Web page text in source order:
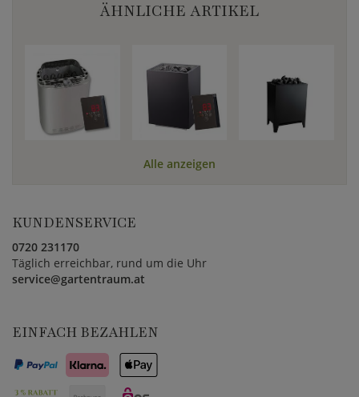
ÄHNLICHE ARTIKEL
Alle anzeigen
KUNDENSERVICE
0720 231170
Täglich erreichbar, rund um die Uhr
service@gartentraum.at
EINFACH BEZAHLEN